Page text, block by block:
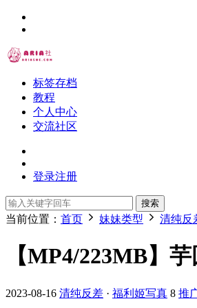
标签存档
教程
个人中心
交流社区
登录注册
搜索
当前位置： 首页 妹妹类型 清纯反
【MP4/223MB】
2023-08-16 清纯反差 · 福利姬写真 8 推